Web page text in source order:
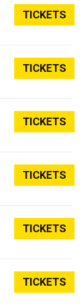
TICKETS
TICKETS
TICKETS
TICKETS
TICKETS
TICKETS